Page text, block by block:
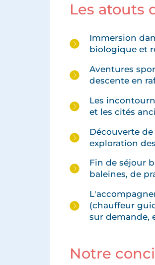
Les atouts
Immersion
biologique et
Aventures
descente en
Les
et les cités
Découverte
exploration
Fin de séjour
baleines, de
(chauffeur
sur demande,
Notre